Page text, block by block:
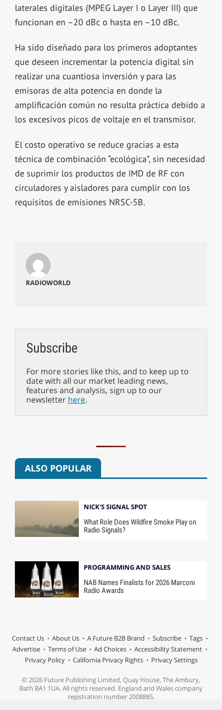
laterales digitales (MPEG Layer I o Layer III) que
funcionan en –20 dBc o hasta en –10 dBc.
Ha sido diseñado para los primeros adoptantes
que deseen incrementar la potencia digital sin
realizar una cuantiosa inversión y para las
emisoras de alta potencia en donde la
amplificación común no resulta práctica debido a
los excesivos picos de voltaje en el transmisor.
El costo operativo se reduce gracias a esta
técnica de combinación “ecológica”, sin necesidad
de suprimir los productos de IMD de RF con
circuladores y aisladores para cumplir con los
requisitos de emisiones NRSC-5B.
RADIOWORLD
Subscribe
For more stories like this, and to keep up to
date with all our market leading news,
features and analysis, sign up to our
newsletter here.
ALSO POPULAR
NICK'S SIGNAL SPOT
What Role Does Wildfire Smoke Play on
Radio Signals?
PROGRAMMING AND SALES
NAB Names Finalists for 2026 Marconi
Radio Awards
Contact Us About Us A Future B2B Brand Subscribe
Tags
Advertise
Terms of Use Ad Choices
Accessibility Statement
Privacy Policy
California Privacy Rights Privacy Settings
© 2026 Future Publishing Limited, Quay House, The Ambury,
Bath BA1 1UA. All rights reserved. England and Wales company
registration number 2008885.